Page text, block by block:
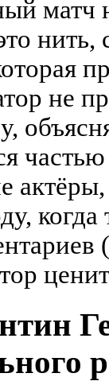
матч
нить,
не